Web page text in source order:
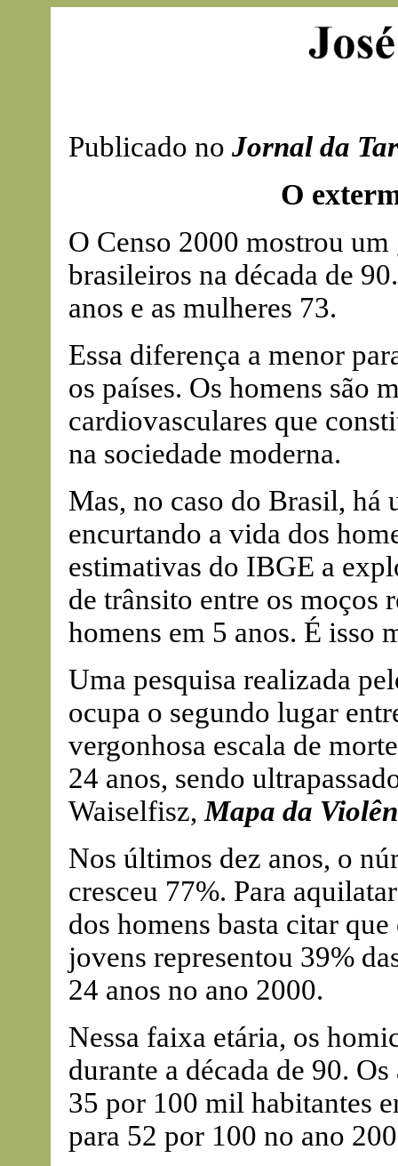
Publicado no Jornal da
O
O Censo 2000 mostrou
brasileiros na década de
anos e as mulheres 73.
Essa diferença a menor
os países. Os homens são
cardiovasculares que
na sociedade moderna.
Mas, no caso do Brasil, há
encurtando a vida dos
estimativas do IBGE a
de trânsito entre os moços
homens em 5 anos. É isso
Uma pesquisa realizada
ocupa o segundo lugar
vergonhosa escala de
24 anos, sendo
Waiselfisz, Mapa da
Nos últimos dez anos, o
cresceu 77%. Para
dos homens basta citar
jovens representou 39%
24 anos no ano 2000.
Nessa faixa etária, os
durante a década de 90.
35 por 100 mil habitantes
para 52 por 100 no ano